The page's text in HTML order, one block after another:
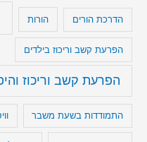
הדרכת הורים הורות
הפרעת קשב וריכוז בילדים
הפרעת קשב וריכוז
התמודדות בשעת משבר